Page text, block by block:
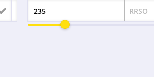
Odsetek RRSO